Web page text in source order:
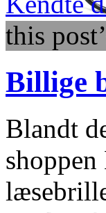
this
Billige
Blandt